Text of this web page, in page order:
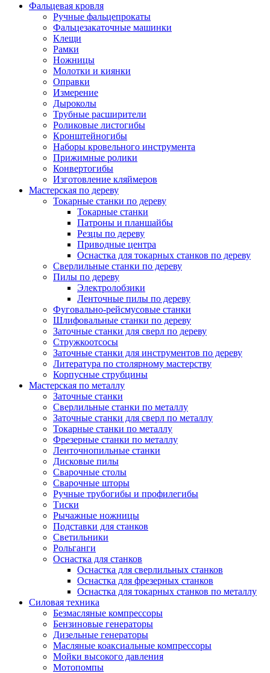
Фальцевая кровля
Ручные фальцепрокаты
Фальцезакаточные машинки
Клещи
Рамки
Ножницы
Молотки и киянки
Оправки
Измерение
Дыроколы
Трубные расширители
Роликовые листогибы
Кронштейногибы
Наборы кровельного инструмента
Прижимные ролики
Конвертогибы
Изготовление кляймеров
Мастерская по дереву
Токарные станки по дереву
Токарные станки
Патроны и планшайбы
Резцы по дереву
Приводные центра
Оснастка для токарных станков по дереву
Сверлильные станки по дереву
Пилы по дереву
Электролобзики
Ленточные пилы по дереву
Фуговально-рейсмусовые станки
Шлифовальные станки по дереву
Заточные станки для сверл по дереву
Стружкоотсосы
Заточные станки для инструментов по дереву
Литература по столярному мастерству
Корпусные струбцины
Мастерская по металлу
Заточные станки
Сверлильные станки по металлу
Заточные станки для сверл по металлу
Токарные станки по металлу
Фрезерные станки по металлу
Ленточнопильные станки
Дисковые пилы
Сварочные столы
Сварочные шторы
Ручные трубогибы и профилегибы
Тиски
Рычажные ножницы
Подставки для станков
Светильники
Рольганги
Оснастка для станков
Оснастка для сверлильных станков
Оснастка для фрезерных станков
Оснастка для токарных станков по металлу
Силовая техника
Безмасляные компрессоры
Бензиновые генераторы
Дизельные генераторы
Масляные коаксиальные компрессоры
Мойки высокого давления
Мотопомпы